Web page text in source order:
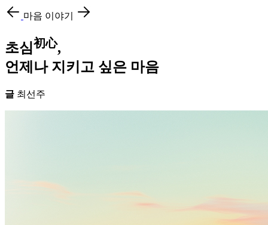
마음 이야기
초심初心,
언제나 지키고 싶은 마음
글 최선주